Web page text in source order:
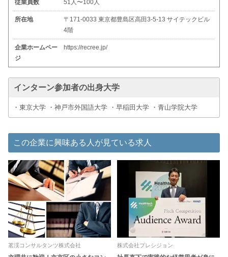
従業員数 51人〜100人
所在地
〒171-0033 東京都豊島区高田3-5-13 サイテックビル
4階
企業ホームペー
ジ
https://recree.jp/
インターン参加者の出身大学
・東京大学 ・神戸市外国語大学 ・早稲田大学 ・青山学院大学
この企業に興味ある人が見ている求人
茗渓コンサルタンツ株式会社 株式会社プレシジョン